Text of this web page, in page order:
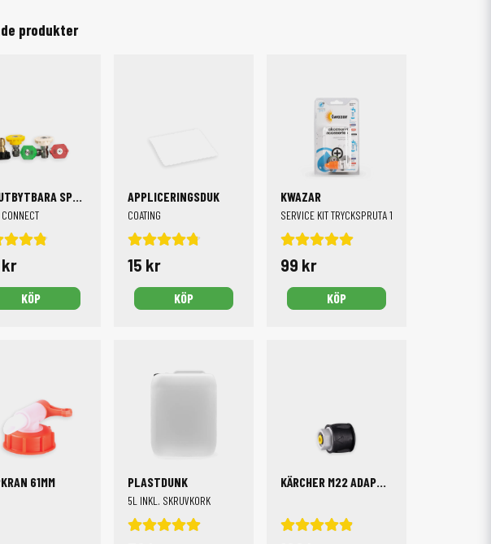
produkter
5ST UTBYTBARA SPOLMUNSTYCKEN
kr
KÖP
APPLICERINGSDUK
COATING
15 kr
KÖP
KWAZAR
SERVICE KIT TRYCKSPRUTA 1.5L ALKALISK
99 kr
KÖP
61MM PLASTDUNK
5L INKL. SKRUVKORK
KÄRCHER M22 ADAPTER SPOLHANDTAG